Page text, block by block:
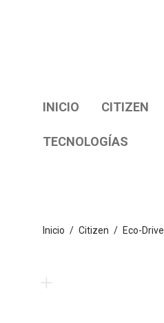
INICIO CITIZEN
TECNOLOGÍAS
Inicio / Citizen / Eco-Drive